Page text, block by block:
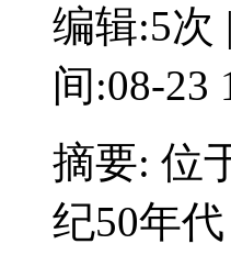
编辑:5次
间:08-23
摘要: 位
纪50年